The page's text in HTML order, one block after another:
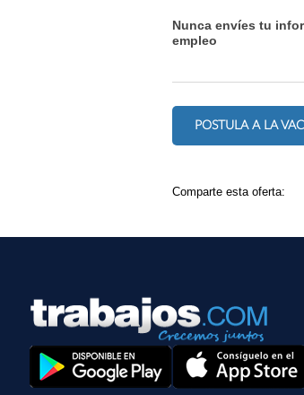
Nunca envíes tu
empleo
POSTULA A LA
Comparte esta oferta: